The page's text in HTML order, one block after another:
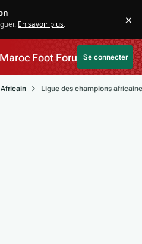
En savoir plus. ×
Maroc Foot ForumSe connecter
Ligue des champions